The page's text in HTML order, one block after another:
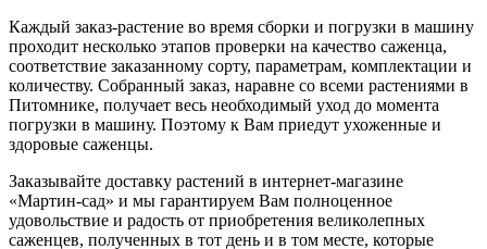
Каждый заказ-растение во время сборки и погрузки в машину
проходит несколько этапов проверки на качество саженца,
соответствие заказанному сорту, параметрам, комплектации и
количеству. Собранный заказ, наравне со всеми растениями в
Питомнике, получает весь необходимый уход до момента
погрузки в машину. Поэтому к Вам приедут ухоженные и
здоровые саженцы.
Заказывайте доставку растений в интернет-магазине
«Мартин-сад» и мы гарантируем Вам полноценное
удовольствие и радость от приобретения великолепных
саженцев, полученных в тот день и в том месте, которые